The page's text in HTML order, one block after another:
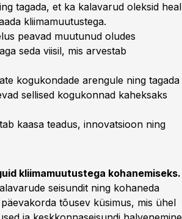
tagada, et ka kalavarud oleksid heal
kliimamuutustega.
peavad muutunud oludes
seda viisil, mis arvestab
kogukondade arengule ning tagada
sellised kogukonnad kaheksaks
kaasa teadus, innovatsioon ning
kliimamuutustega kohanemiseks.
seisundit ning kohaneda
tõusev küsimus, mis ühel